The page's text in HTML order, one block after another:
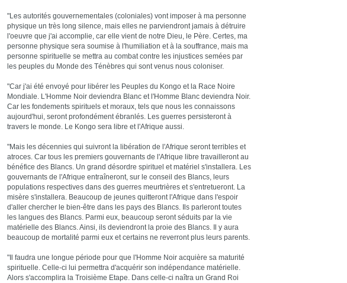
"Les autorités gouvernementales (coloniales) vont imposer à ma personne
physique un très long silence, mais elles ne parviendront jamais à détruire
l'oeuvre que j'ai accomplie, car elle vient de notre Dieu, le Père. Certes, ma
personne physique sera soumise à l'humiliation et à la souffrance, mais ma
personne spirituelle se mettra au combat contre les injustices semées par
les peuples du Monde des Ténèbres qui sont venus nous coloniser.
"Car j'ai été envoyé pour libérer les Peuples du Kongo et la Race Noire
Mondiale. L'Homme Noir deviendra Blanc et l'Homme Blanc deviendra Noir.
Car les fondements spirituels et moraux, tels que nous les connaissons
aujourd'hui, seront profondément ébranlés. Les guerres persisteront à
travers le monde. Le Kongo sera libre et l'Afrique aussi.
"Mais les décennies qui suivront la libération de l'Afrique seront terribles et
atroces. Car tous les premiers gouvernants de l'Afrique libre travailleront au
bénéfice des Blancs. Un grand désordre spirituel et matériel s'installera. Les
gouvernants de l'Afrique entraîneront, sur le conseil des Blancs, leurs
populations respectives dans des guerres meurtrières et s'entretueront. La
misère s'installera. Beaucoup de jeunes quitteront l'Afrique dans l'espoir
d'aller chercher le bien-être dans les pays des Blancs. Ils parleront toutes
les langues des Blancs. Parmi eux, beaucoup seront séduits par la vie
matérielle des Blancs. Ainsi, ils deviendront la proie des Blancs. Il y aura
beaucoup de mortalité parmi eux et certains ne reverront plus leurs parents.
"Il faudra une longue période pour que l'Homme Noir acquière sa maturité
spirituelle. Celle-ci lui permettra d'acquérir son indépendance matérielle.
Alors s'accomplira la Troisième Etape. Dans celle-ci naîtra un Grand Roi